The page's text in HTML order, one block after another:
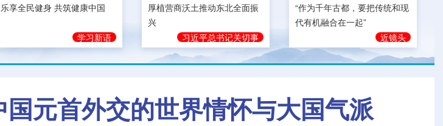
乐享全民健身 共筑健康中国
学习新语
厚植营商沃土推动东北全面振
兴
习近平总书记关切事
“作为千年古都，要把传统和现
代有机融合在一起”
近镜头
元首外交的世界情怀与大国气派